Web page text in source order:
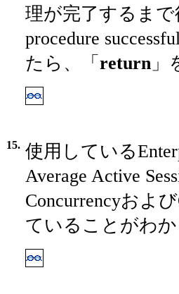
理が完了するま
procedure
たら、「 return 」
15. 使用している
Average Active
Concurrencyおよ
ていることがわか